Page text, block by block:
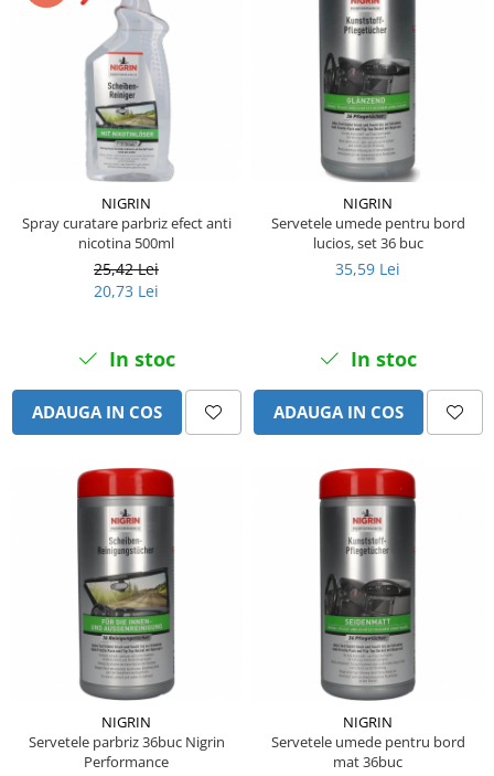
Suruburi si saibe
Sigurante mecanice
Cap de bara
Piese caroserie
Aparatoare noroi
Carenaje - capotaje
Lant portcablu
Cai de rulare
Lant Senile
Senile cauciuc
Piese Amazone
Piese Ygri
Piese Ursus
Piese Steck
Piese Raco
Piese PTC
Piese Powerfab
Piese Berthoud
Piese Benotec
Piese Benfra
Piese Agrifull
Piese Fuchs
Piese Farryman
Piese Eicher
Piese Ditch Witch
Piese Buhrer
Piese Cedima
Piese Detas
Piese Toyota
Piese Pinguely
NIGRIN
Spray curatare parbriz efect anti
nicotina 500ml
25,42 Lei
20,73 Lei
In stoc
ADAUGA IN COS
NIGRIN
Servetele umede pentru bord
lucios, set 36 buc
35,59 Lei
In stoc
ADAUGA IN COS
NIGRIN
Servetele parbriz 36buc Nigrin
Performance
NIGRIN
Servetele umede pentru bord
mat 36buc